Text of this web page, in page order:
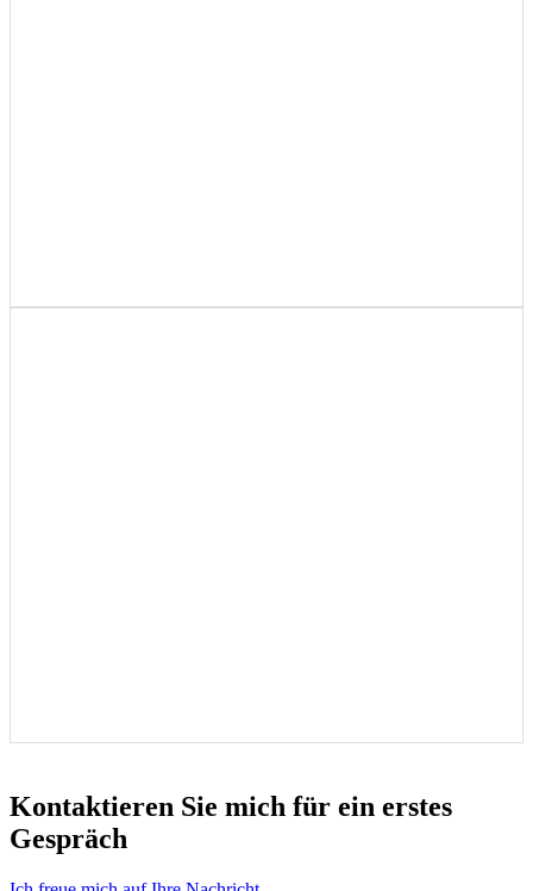
Kontaktieren Sie mich für ein erstes
Gespräch